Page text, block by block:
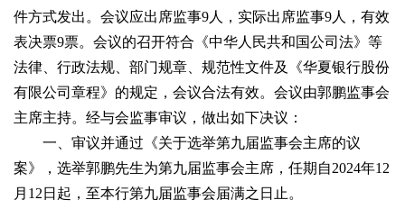
件方式发出。会议应出席监事9人，实际出席监事9人，有效
表决票9票。会议的召开符合《中华人民共和国公司法》等
法律、行政法规、部门规章、规范性文件及《华夏银行股份
有限公司章程》的规定，会议合法有效。会议由郭鹏监事会
主席主持。经与会监事审议，做出如下决议：
一、审议并通过《关于选举第九届监事会主席的议
案》，选举郭鹏先生为第九届监事会主席，任期自2024年12
月12日起，至本行第九届监事会届满之日止。